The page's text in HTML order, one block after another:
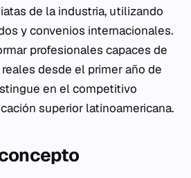
de la industria, utilizando
y convenios internacionales.
profesionales capaces de
desde el primer año de
en el competitivo
superior latinoamericana.